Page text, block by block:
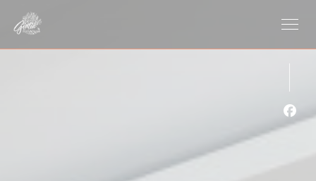
クッキー利用の管理について